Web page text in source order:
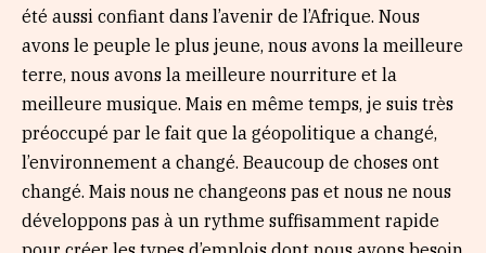
été aussi confiant dans l’avenir de l’Afrique. Nous
avons le peuple le plus jeune, nous avons la meilleure
terre, nous avons la meilleure nourriture et la
meilleure musique. Mais en même temps, je suis très
préoccupé par le fait que la géopolitique a changé,
l’environnement a changé. Beaucoup de choses ont
changé. Mais nous ne changeons pas et nous ne nous
développons pas à un rythme suffisamment rapide